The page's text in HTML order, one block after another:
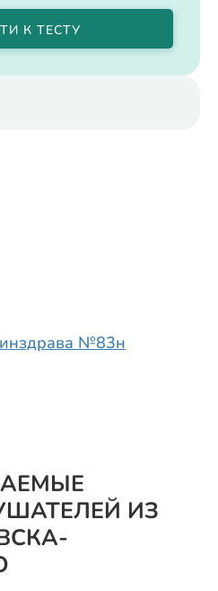
К ТЕСТУ
№83н
ИЗ